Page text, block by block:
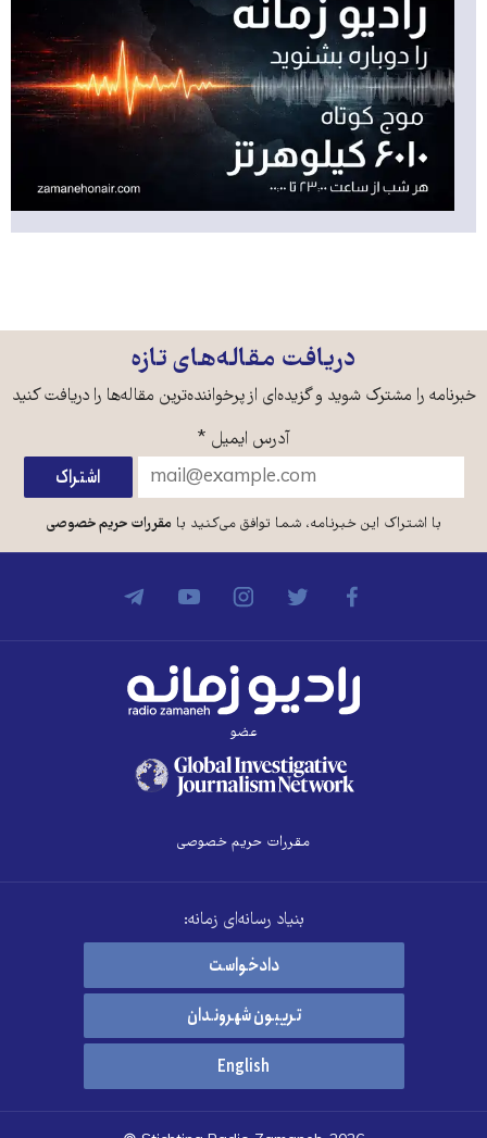
دریافت مقاله‌های تازه
خبرنامه را مشترک شوید و گزیده‌ای از پرخواننده‌ترین مقاله‌ها را دریافت کنید
آدرس ایمیل *
با اشتراک این خبرنامه، شما توافق می‌کنید بامقررات حریم خصوصی
عضو
مقررات حریم خصوصی
بنیاد رسانه‌ای زمانه:
دادخواست
تریبون شهروندان
English